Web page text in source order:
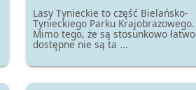
Lasy Tynieckie to część Bielańsko-
Tynieckiego Parku Krajobrazowego.
Mimo tego, że są stosunkowo łatwo
dostępne nie są ta ...